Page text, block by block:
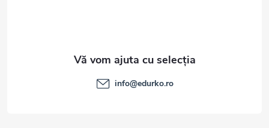
info@edurko.ro